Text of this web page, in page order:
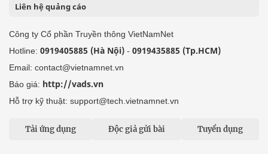
Liên hệ quảng cáo
Công ty Cổ phần Truyền thông VietNamNet
Hotline: 0919405885 (Hà Nội) - 0919435885 (Tp.HCM)
Email: contact@vietnamnet.vn
Báo giá: http://vads.vn
Hỗ trợ kỹ thuật: support@tech.vietnamnet.vn
Tải ứng dụng Độc giả gửi bài Tuyển dụng